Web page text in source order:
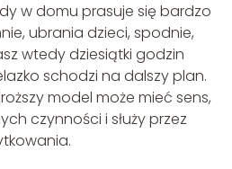
w domu prasuje się bardzo
ubrania dzieci, spodnie,
wtedy dziesiątki godzin
schodzi na dalszy plan.
model może mieć sens,
czynności i służy przez